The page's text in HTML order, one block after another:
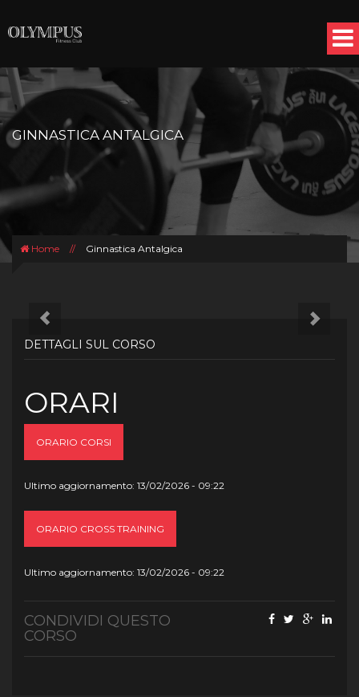
GINNASTICA ANTALGICA
Home // Ginnastica Antalgica
Precedente
DETTAGLI SUL CORSO
ORARI
ORARIO CORSI
Ultimo aggiornamento: 13/02/2026 - 09:22
ORARIO CROSS TRAINING
Ultimo aggiornamento: 13/02/2026 - 09:22
CONDIVIDI QUESTO
CORSO